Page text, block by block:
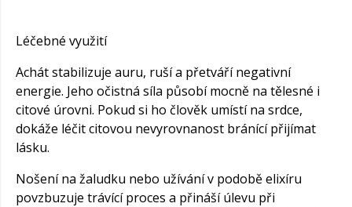
Léčebné využití
Achát stabilizuje auru, ruší a přetváří negativní
energie. Jeho očistná síla působí mocně na tělesné i
citové úrovni. Pokud si ho člověk umístí na srdce,
dokáže léčit citovou nevyrovnanost bránící přijímat
lásku.
Nošení na žaludku nebo užívání v podobě elixíru
povzbuzuje trávící proces a přináší úlevu při